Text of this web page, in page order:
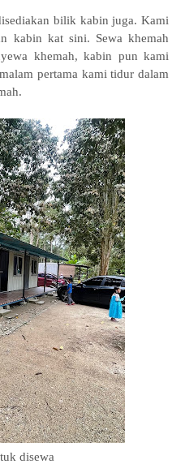
bilik kabin juga. Kami
kabin kat sini. Sewa khemah
khemah, kabin pun kami
pertama kami tidur dalam
disewa